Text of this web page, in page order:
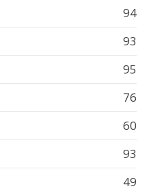
94
93
95
76
60
93
49